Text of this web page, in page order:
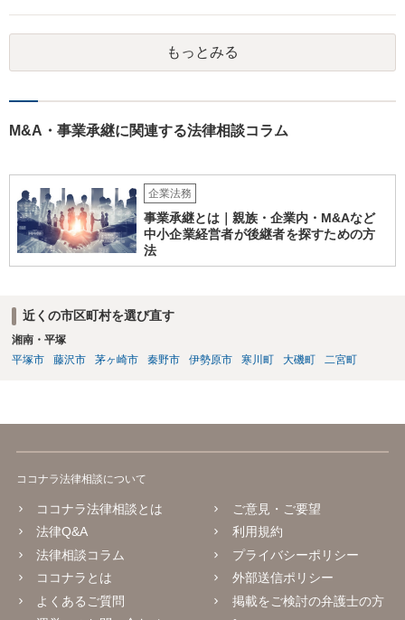
もっとみる
M&A・事業承継に関連する法律相談コラム
企業法務
事業承継とは｜親族・企業内・M&Aなど
中小企業経営者が後継者を探すための方
法
近くの市区町村を選び直す
湘南・平塚
平塚市
藤沢市 茅ヶ崎市 秦野市 伊勢原市 寒川町 大磯町 二宮町
ココナラ法律相談について
ココナラ法律相談とは
法律Q&A
法律相談コラム
ココナラとは
よくあるご質問
ご意見・ご要望
利用規約
プライバシーポリシー
外部送信ポリシー
掲載をご検討の弁護士の方